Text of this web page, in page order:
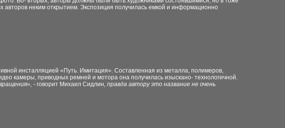
неким открытием. Экспозиция получилась емкой и информационно
инсталляцией «Путь. Имитация». Составленная из металла, полимеров,
камеры, приводных ремней и мотора она получилась изыскано- технологичной.
- говорит Михаил Сидлин, правда автору это название не очень